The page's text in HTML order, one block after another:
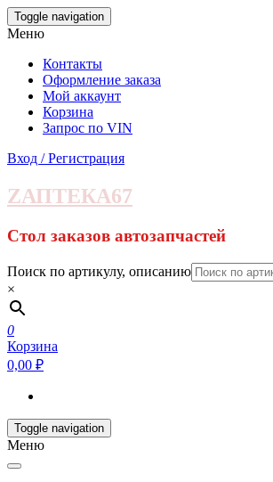
Skip
to
content
Toggle navigation
Меню
Контакты
Оформление заказа
Мой аккаунт
Корзина
Запрос по VIN
Вход / Регистрация
ZАПТЕКА67
Стол заказов автозапчастей
Поиск по артикулу, описанию
×
0
Корзина
0,00 ₽
Toggle navigation
Меню